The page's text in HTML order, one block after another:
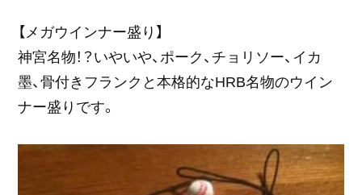
【メガウインナー盛り】
神宮名物！？いやいや、ポーク、チョリソー、イカ
墨、骨付きフランクと本格的なHRB名物のウイン
ナー盛りです。